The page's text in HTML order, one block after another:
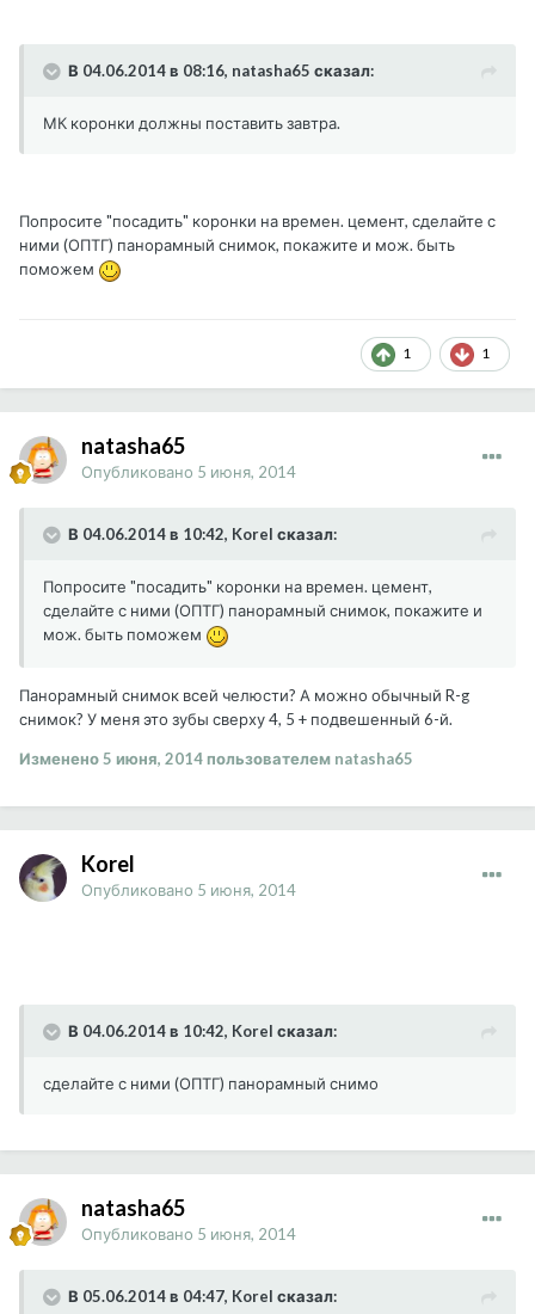
В 04.06.2014 в 08:16, natasha65 сказал:
МК коронки должны поставить завтра.
Попросите "посадить" коронки на времен. цемент, сделайте с
ними (ОПТГ) панорамный снимок, покажите и мож. быть
поможем
1 1
natasha65
Опубликовано 5 июня, 2014
В 04.06.2014 в 10:42, Korel сказал:
Попросите "посадить" коронки на времен. цемент,
сделайте с ними (ОПТГ) панорамный снимок, покажите и
мож. быть поможем
Панорамный снимок всей челюсти? А можно обычный R-g
снимок? У меня это зубы сверху 4, 5 + подвешенный 6-й.
Изменено5 июня, 2014пользователем natasha65
Korel
Опубликовано 5 июня, 2014
В 04.06.2014 в 10:42, Korel сказал:
сделайте с ними (ОПТГ) панорамный снимо
natasha65
Опубликовано 5 июня, 2014
В 05.06.2014 в 04:47, Korel сказал: